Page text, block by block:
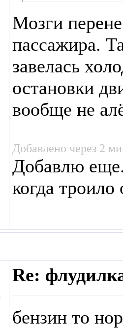
Мозги
пассажира.
завелась
остановки
вообще не
Добавлено через 2
Добавлю
когда
Re:
бензин то